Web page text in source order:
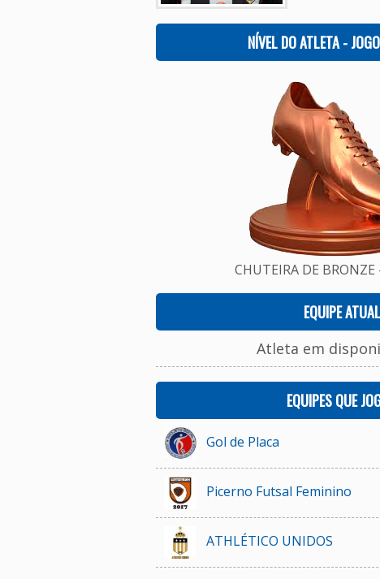
NÍVEL DO ATLETA -
CHUTEIRA DE BRONZE
EQUIPE ATUAL
Atleta em
EQUIPES QUE
Gol de Placa
Picerno Futsal Feminino
ATHLÉTICO UNIDOS